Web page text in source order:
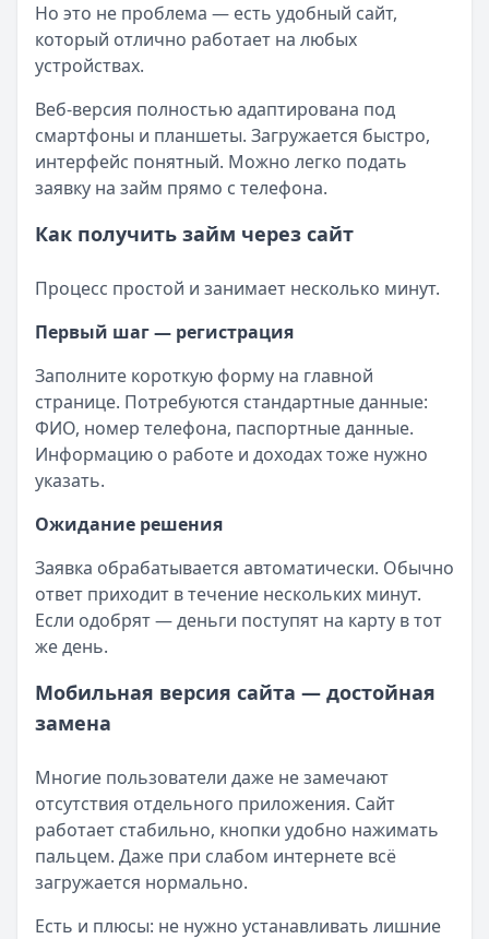
Но это не проблема — есть удобный сайт,
который отлично работает на любых
устройствах.
Веб-версия полностью адаптирована под
смартфоны и планшеты. Загружается быстро,
интерфейс понятный. Можно легко подать
заявку на займ прямо с телефона.
Как получить займ через сайт
Процесс простой и занимает несколько минут.
Первый шаг — регистрация
Заполните короткую форму на главной
странице. Потребуются стандартные данные:
ФИО, номер телефона, паспортные данные.
Информацию о работе и доходах тоже нужно
указать.
Ожидание решения
Заявка обрабатывается автоматически. Обычно
ответ приходит в течение нескольких минут.
Если одобрят — деньги поступят на карту в тот
же день.
Мобильная версия сайта — достойная
замена
Многие пользователи даже не замечают
отсутствия отдельного приложения. Сайт
работает стабильно, кнопки удобно нажимать
пальцем. Даже при слабом интернете всё
загружается нормально.
Есть и плюсы: не нужно устанавливать лишние